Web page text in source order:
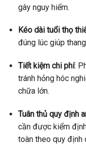
gây nguy hiểm.
Kéo dài tuổi thọ
đúng lúc giúp
Tiết kiệm chi phí:
tránh hỏng hóc
chữa lớn.
Tuân thủ quy định
cần được kiểm
toàn theo quy định